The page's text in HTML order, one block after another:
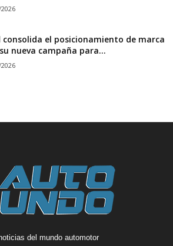
consolida el posicionamiento de marca
nueva campaña para...
del mundo automotor